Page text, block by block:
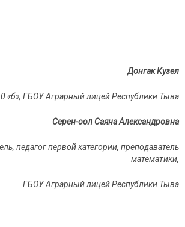
Донгак Кузел
«б», ГБОУ Аграрный лицей Республики Тыва
Серен-оол Саяна Александровна
педагог первой категории, преподаватель
математики,
ГБОУ Аграрный лицей Республики Тыва